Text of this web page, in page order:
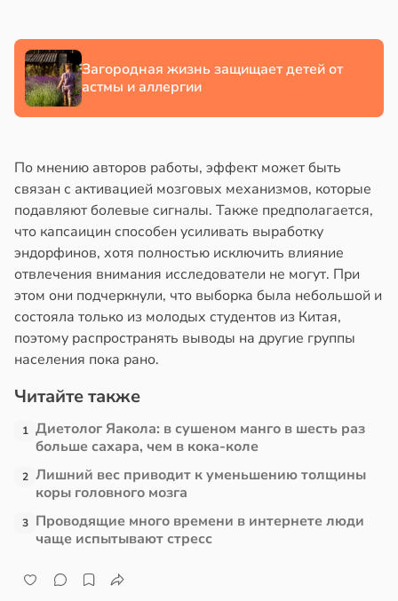
Загородная жизнь защищает детей от
астмы и аллергии
По мнению авторов работы, эффект может быть
связан с активацией мозговых механизмов, которые
подавляют болевые сигналы. Также предполагается,
что капсаицин способен усиливать выработку
эндорфинов, хотя полностью исключить влияние
отвлечения внимания исследователи не могут. При
этом они подчеркнули, что выборка была небольшой и
состояла только из молодых студентов из Китая,
поэтому распространять выводы на другие группы
населения пока рано.
Читайте также
1 Диетолог Яакола: в сушеном манго в шесть раз
больше сахара, чем в кока-коле
2 Лишний вес приводит к уменьшению толщины
коры головного мозга
3 Проводящие много времени в интернете люди
чаще испытывают стресс